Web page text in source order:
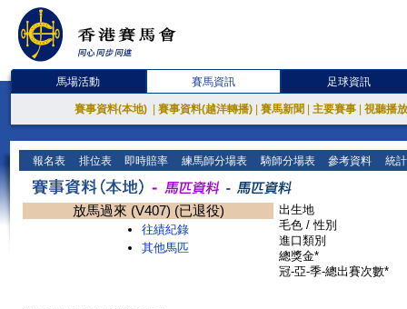
馬場活動 賽馬資訊 足球資訊
賽事資料(本地) 賽事資料(越洋轉播) 賽馬新聞 主要賽事 視聽播
報名表 排位表 即時賠率 練馬師分場表 騎師分場表 參考資料 統
放馬過來 (V407) (已退役)
往績紀錄
其他馬匹
出生地
毛色 / 性別
進口類別
總獎金*
冠-亞-季-總出賽次數*